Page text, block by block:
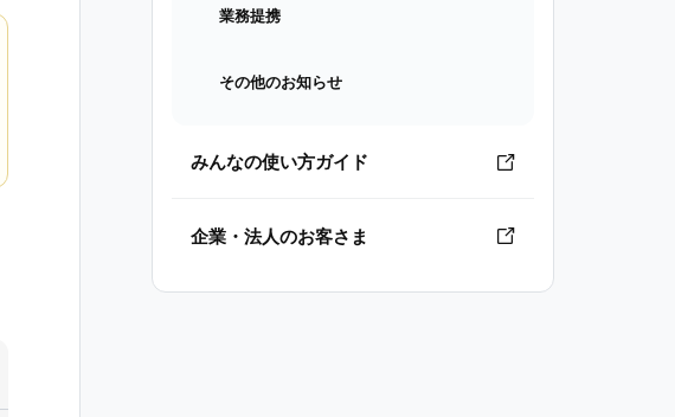
業務提携
その他のお知らせ
みんなの使い方ガイド
企業・法人のお客さま